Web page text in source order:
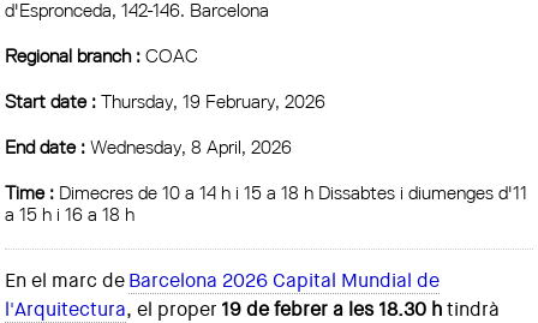
d'Espronceda, 142-146. Barcelona
Regional branch :COAC
Start date :Thursday, 19 February, 2026
End date :Wednesday, 8 April, 2026
Time : Dimecres de 10 a 14 h i 15 a 18 h Dissabtes i diumenges d'11
a 15 h i 16 a 18 h
En el marc deBarcelona 2026 Capital Mundial de
l'Arquitectura, el proper 19 de febrer a les 18.30 htindrà